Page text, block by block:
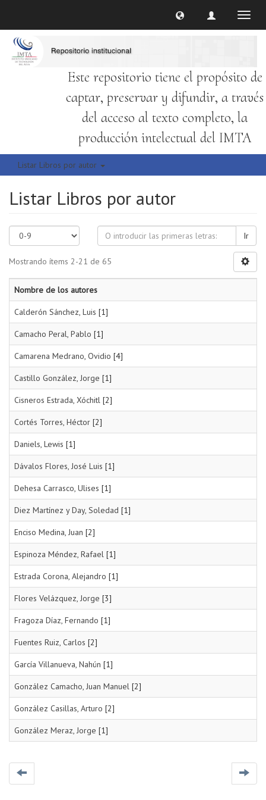
Este repositorio tiene el propósito de
captar, preservar y difundir, a través
del acceso al texto completo, la
producción intelectual del IMTA
Listar Libros por autor
Listar Libros por autor
Ir
Mostrando ítems 2-21 de 65
Nombre de los autores
Calderón Sánchez, Luis [1]
Camacho Peral, Pablo [1]
Camarena Medrano, Ovidio [4]
Castillo González, Jorge [1]
Cisneros Estrada, Xóchitl [2]
Cortés Torres, Héctor [2]
Daniels, Lewis [1]
Dávalos Flores, José Luis [1]
Dehesa Carrasco, Ulises [1]
Diez Martínez y Day, Soledad [1]
Enciso Medina, Juan [2]
Espinoza Méndez, Rafael [1]
Estrada Corona, Alejandro [1]
Flores Velázquez, Jorge [3]
Fragoza Díaz, Fernando [1]
Fuentes Ruiz, Carlos [2]
García Villanueva, Nahún [1]
González Camacho, Juan Manuel [2]
González Casillas, Arturo [2]
González Meraz, Jorge [1]